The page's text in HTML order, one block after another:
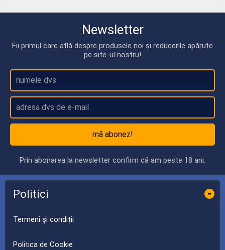
Newsletter
Fii primul care află despre produsele noi și reducerile apărute
pe site-ul nostru!
mă abonez!
Prin abonarea la newsletter confirm că am peste 18 ani.
Politici -
Termeni și condiții
Politica de Cookie